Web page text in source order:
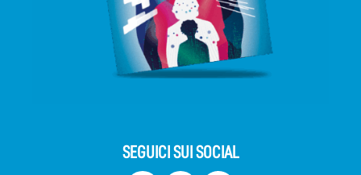
SEGUICI SUI SOCIAL